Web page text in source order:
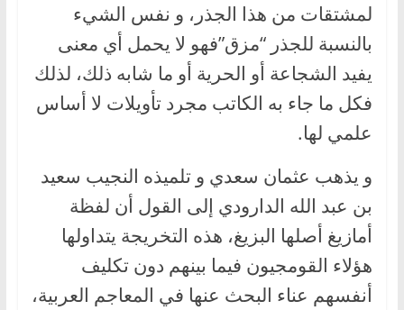
لمشتقات من هذا الجذر، و نفس الشيء
بالنسبة للجذر “مزق”فهو لا يحمل أي معنى
يفيد الشجاعة أو الحرية أو ما شابه ذلك، لذلك
فكل ما جاء به الكاتب مجرد تأويلات لا أساس
علمي لها.
و يذهب عثمان سعدي و تلميذه النجيب سعيد
بن عبد الله الدارودي إلى القول أن لفظة
أمازيغ أصلها البزيغ، هذه التخريجة يتداولها
هؤلاء القومجيون فيما بينهم دون تكليف
أنفسهم عناء البحث عنها في المعاجم العربية،